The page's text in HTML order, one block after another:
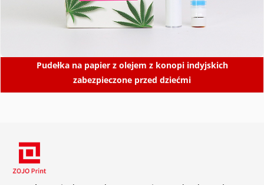
Pudełka na papier z olejem z konopi indyjskich
zabezpieczone przed dziećmi